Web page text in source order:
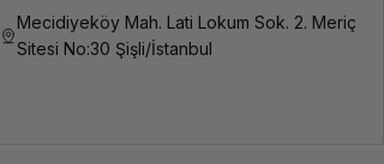
Mecidiyeköy Mah. Lati Lokum Sok. 2. Meriç
Sitesi No:30 Şişli/İstanbul